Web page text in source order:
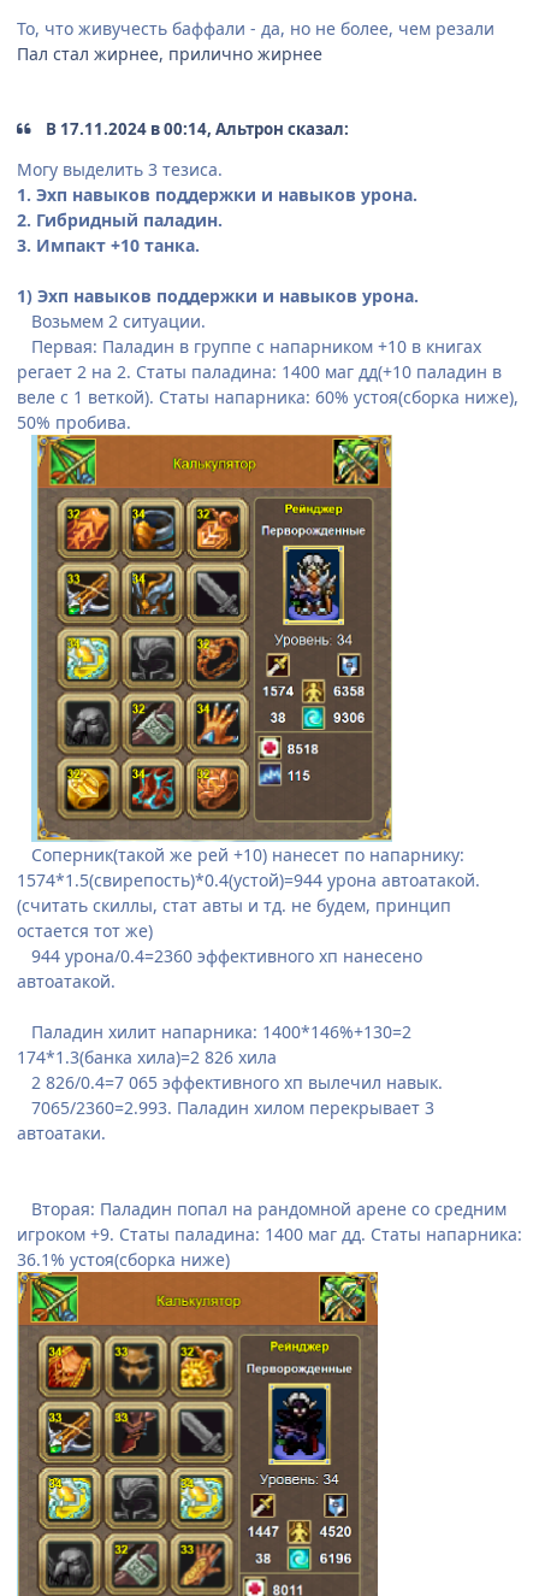
То, что живучесть баффали - да, но не более, чем резали
Пал стал жирнее, прилично жирнее
В 17.11.2024 в 00:14, Альтрон сказал:
Могу выделить 3 тезиса.
1. Эхп навыков поддержки и навыков урона.
2. Гибридный паладин.
3. Импакт +10 танка.
1) Эхп навыков поддержки и навыков урона.
Возьмем 2 ситуации.
Первая: Паладин в группе с напарником +10 в книгах
регает 2 на 2. Статы паладина: 1400 маг дд(+10 паладин в
веле с 1 веткой). Статы напарника: 60% устоя(сборка ниже),
50% пробива.
Соперник(такой же рей +10) нанесет по напарнику:
1574*1.5(свирепость)*0.4(устой)=944 урона автоатакой.
(считать скиллы, стат авты и тд. не будем, принцип
остается тот же)
944 урона/0.4=2360 эффективного хп нанесено
автоатакой.
Паладин хилит напарника: 1400*146%+130=2
174*1.3(банка хила)=2 826 хила
2 826/0.4=7 065 эффективного хп вылечил навык.
7065/2360=2.993. Паладин хилом перекрывает 3
автоатаки.
Вторая: Паладин попал на рандомной арене со средним
игроком +9. Статы паладина: 1400 маг дд. Статы напарника:
36.1% устоя(сборка ниже)